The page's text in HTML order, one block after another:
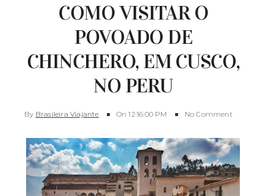
COMO VISITAR O
POVOADO DE
CHINCHERO, EM CUSCO,
NO PERU
By Brasileira Viajante On 12:16:00 PM No Comment